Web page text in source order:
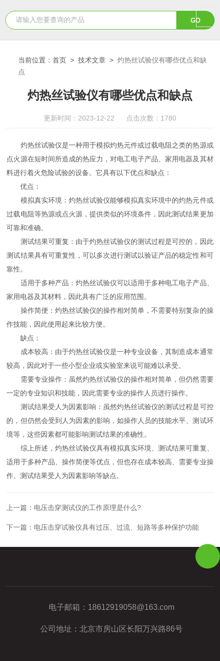
当前位置：首页 >技术文章 >灼热丝试验仪有哪些优点和缺
点
灼热丝试验仪有哪些优点和缺点
更新时间：2023-12-22 点击次数：1780
灼热丝试验仪是一种用于模拟灼热元件或过载电阻之类的热源或
点火源在短时间所造成的热应力，对电工电子产品、家用电器及其材
料进行着火危险试验的设备。它具有以下优点和缺点：
优点：
模拟真实环境：灼热丝试验仪能够模拟真实环境中的灼热元件或
过载电阻等热源或点火源，提供类似的环境条件，因此测试结果更加
可靠和准确。
测试结果可重复：由于灼热丝试验仪的测试过程是可控的，因此
测试结果具有可重复性，可以多次进行测试以验证产品的稳定性和可
靠性。
适用于多种产品：灼热丝试验仪可以适用于多种电工电子产品、
家用电器及其材料，因此具有广泛的应用范围。
操作简便：灼热丝试验仪的操作相对简单，不需要特别复杂的操
作技能，因此使用起来比较方便。
缺点：
成本较高：由于灼热丝试验仪是一种专业设备，其制造成本通常
较高，因此对于一些小型企业或实验室来说可能难以承受。
需要专业操作：虽然灼热丝试验仪的操作相对简单，但仍然需要
一定的专业知识和技能，因此需要专业的操作人员进行操作。
测试结果受人为因素影响：虽然灼热丝试验仪的测试过程是可控
的，但仍然会受到人为因素的影响，如操作人员的技能水平、测试环
境等，这些因素都可能影响测试结果的准确性。
综上所述，灼热丝试验仪具有模拟真实环境、测试结果可重复、
适用于多种产品、操作简便等优点，但也存在成本较高、需要专业操
作、测试结果受人为因素影响等缺点。
上一篇： 电压击穿测试仪的工作原理是什么?
下一篇： 电压击穿试验仪具有过压、过流、短路等多种保护功能
电子邮箱： 18612919058@163.com
公司地址：北京市房山区长阳万兴路86号